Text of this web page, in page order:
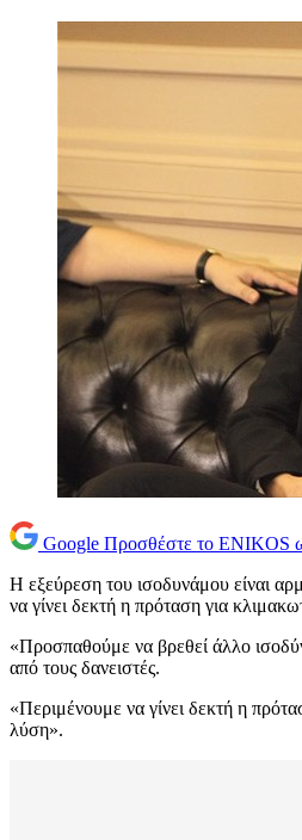
Google Προσθέστε το ENIKOS
Η εξεύρεση του ισοδυνάμου είναι
να γίνει δεκτή η πρόταση για
«Προσπαθούμε να βρεθεί άλλο
από τους δανειστές.
«Περιμένουμε να γίνει δεκτή η
λύση».